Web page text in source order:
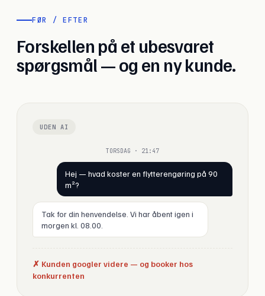
FØR / EFTER
Forskellen på et ubesvaret
spørgsmål — og en ny kunde.
UDEN AI
TORSDAG · 21:47
Hej — hvad koster en flytterengøring på 90
m²?
Tak for din henvendelse. Vi har åbent igen i
morgen kl. 08.00.
✗ Kunden googler videre — og booker hos
konkurrenten